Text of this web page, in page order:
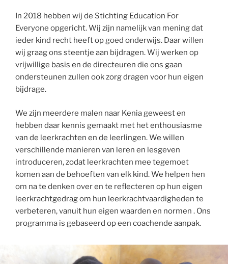
In 2018 hebben wij de Stichting Education For
Everyone opgericht. Wij zijn namelijk van mening dat
ieder kind recht heeft op goed onderwijs. Daar willen
wij graag ons steentje aan bijdragen. Wij werken op
vrijwillige basis en de directeuren die ons gaan
ondersteunen zullen ook zorg dragen voor hun eigen
bijdrage.
We zijn meerdere malen naar Kenia geweest en
hebben daar kennis gemaakt met het enthousiasme
van de leerkrachten en de leerlingen. We willen
verschillende manieren van leren en lesgeven
introduceren, zodat leerkrachten mee tegemoet
komen aan de behoeften van elk kind. We helpen hen
om na te denken over en te reflecteren op hun eigen
leerkrachtgedrag om hun leerkrachtvaardigheden te
verbeteren, vanuit hun eigen waarden en normen . Ons
programma is gebaseerd op een coachende aanpak.